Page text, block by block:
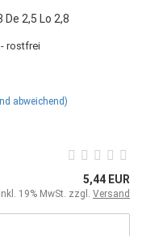
2,5 Lo 2,8
- rostfrei
abweichend)
5,44 EUR
inkl. 19% MwSt. zzgl. Versand